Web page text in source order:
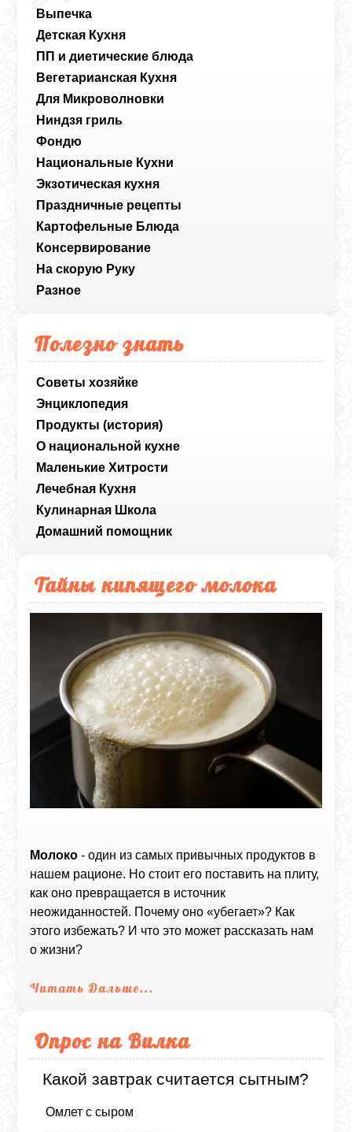
Выпечка
Детская Кухня
ПП и диетические блюда
Вегетарианская Кухня
Для Микроволновки
Ниндзя гриль
Фондю
Национальные Кухни
Экзотическая кухня
Праздничные рецепты
Картофельные Блюда
Консервирование
На скорую Руку
Разное
Полезно знать
Советы хозяйке
Энциклопедия
Продукты (история)
О национальной кухне
Маленькие Хитрости
Лечебная Кухня
Кулинарная Школа
Домашний помощник
Тайны кипящего молока
Молоко - один из самых привычных продуктов в
нашем рационе. Но стоит его поставить на плиту,
как оно превращается в источник
неожиданностей. Почему оно «убегает»? Как
этого избежать? И что это может рассказать нам
о жизни?
Читать Дальше...
Опрос на Вилка
Какой завтрак считается сытным?
Омлет с сыром